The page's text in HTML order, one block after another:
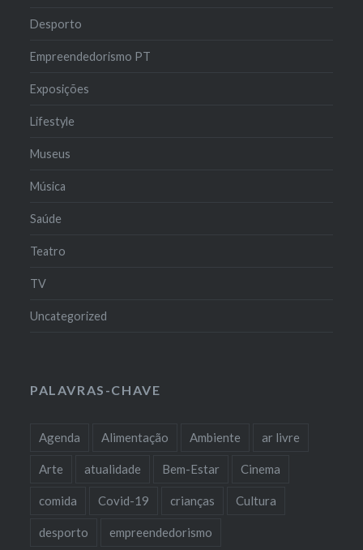
Desporto
Empreendedorismo PT
Exposições
Lifestyle
Museus
Música
Saúde
Teatro
TV
Uncategorized
PALAVRAS-CHAVE
Agenda Alimentação Ambiente ar livre
Arte atualidade Bem-Estar Cinema
comida Covid-19 crianças Cultura
desporto empreendedorismo